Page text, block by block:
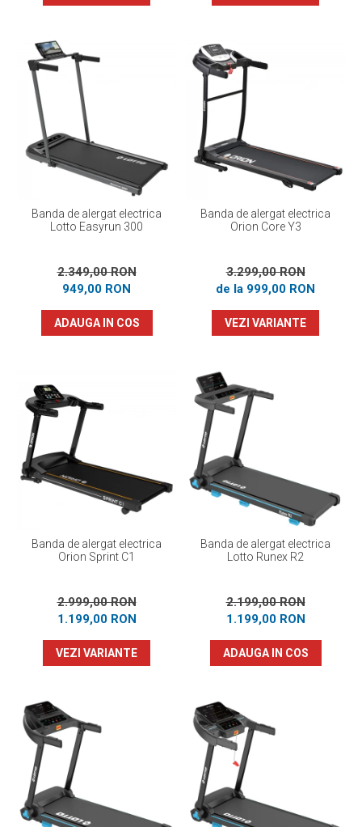
Banda de alergat electrica
Lotto Easyrun 300
2.349,00 RON
949,00 RON
ADAUGA IN COS
Banda de alergat electrica
Orion Core Y3
3.299,00 RON
de la 999,00 RON
VEZI VARIANTE
Banda de alergat electrica
Orion Sprint C1
2.999,00 RON
1.199,00 RON
VEZI VARIANTE
Banda de alergat electrica
Lotto Runex R2
2.199,00 RON
1.199,00 RON
ADAUGA IN COS